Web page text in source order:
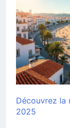
Découvrez la
2025